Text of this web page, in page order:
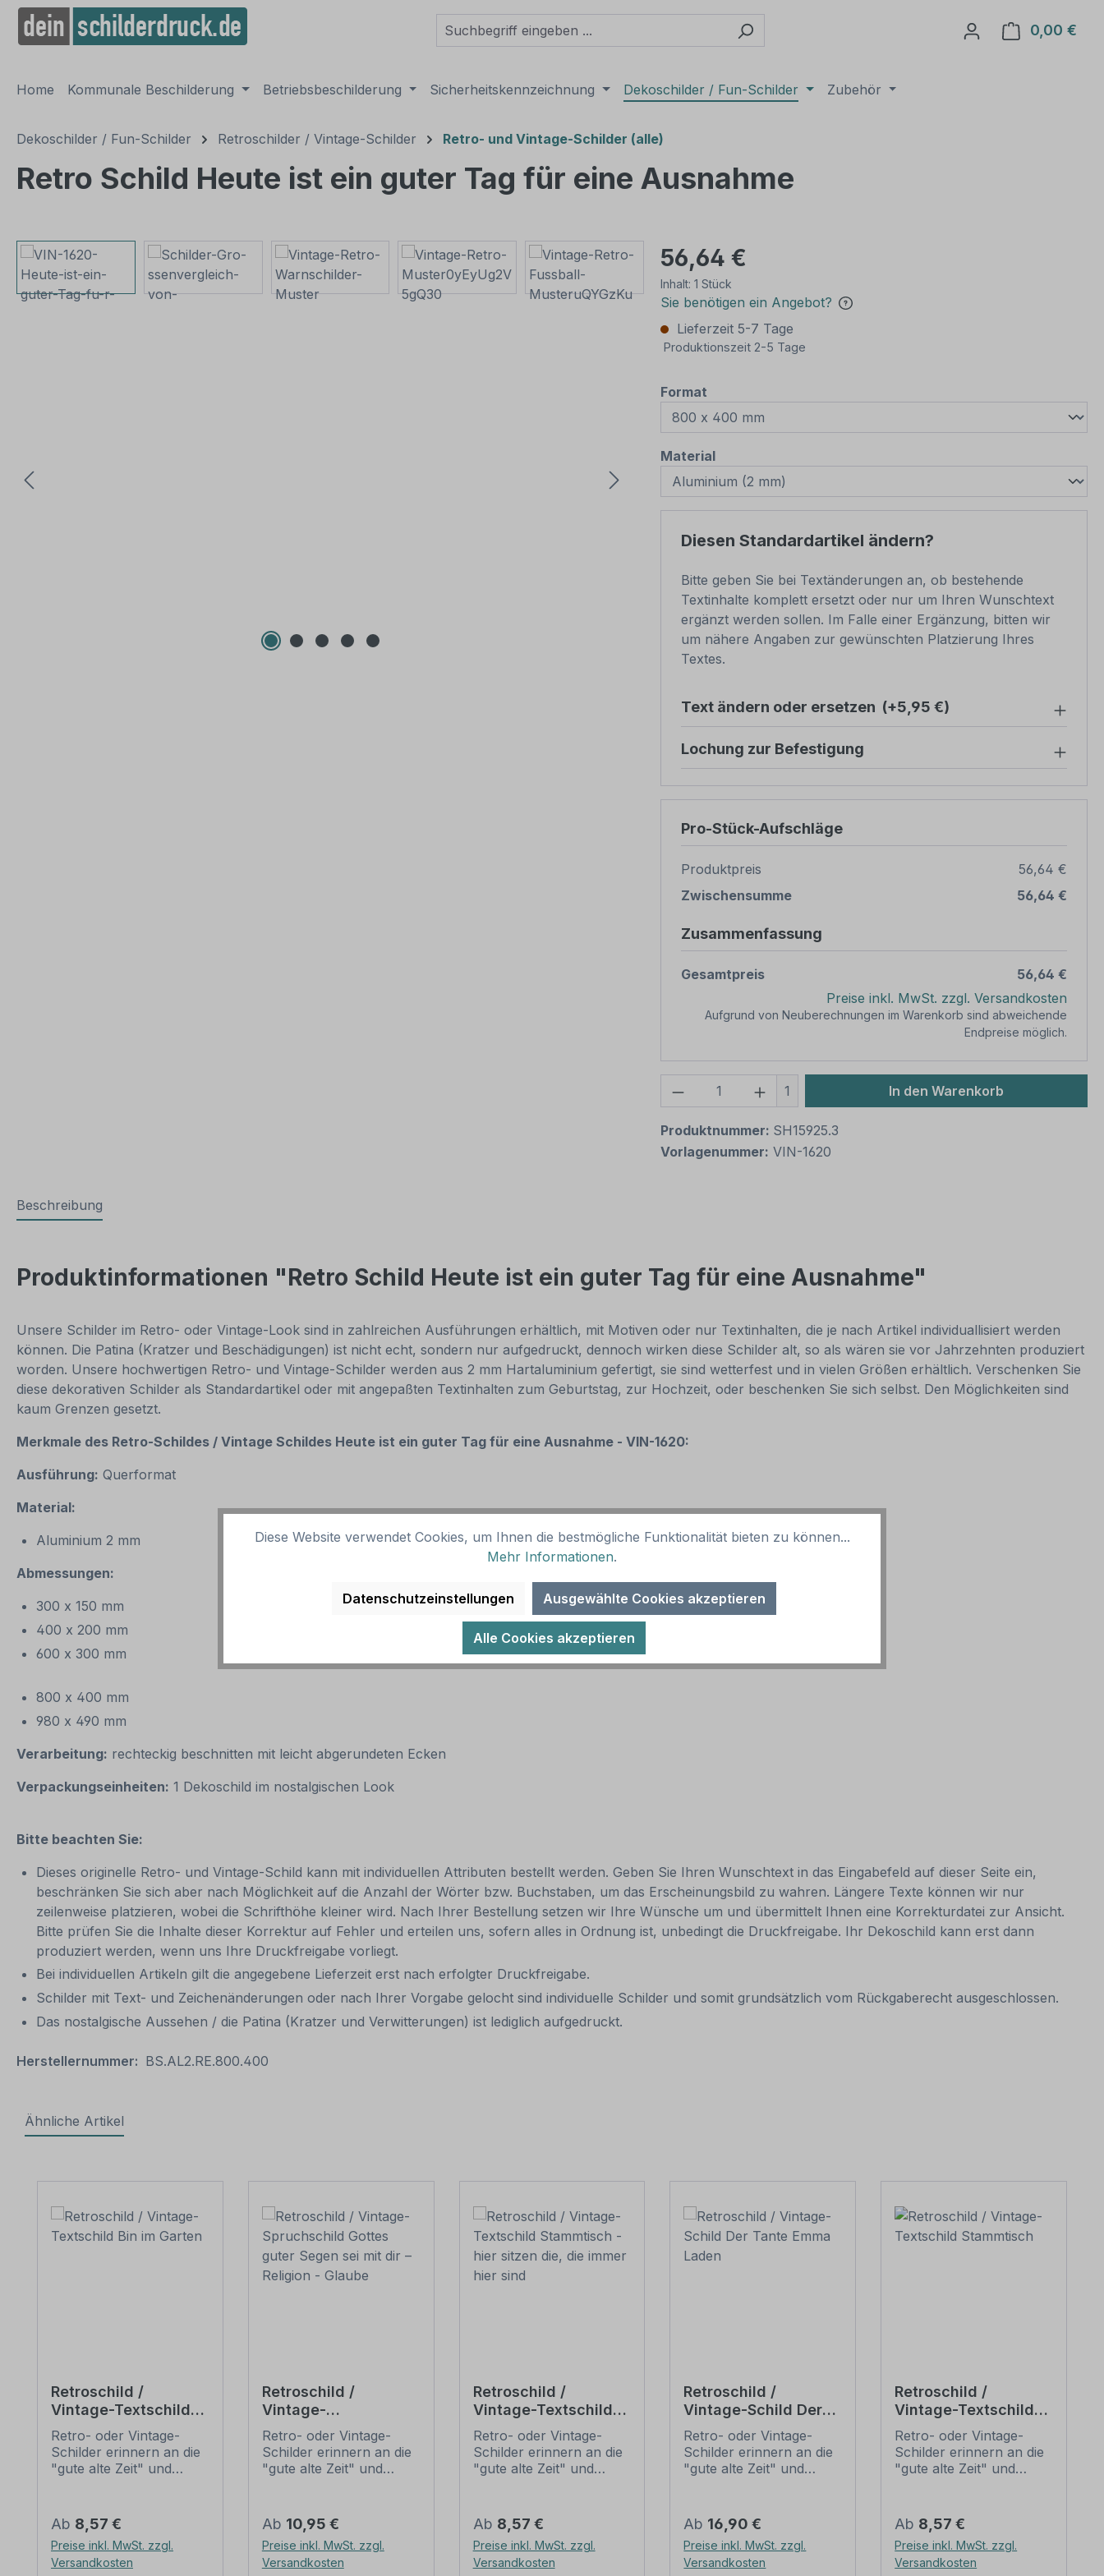
Zur Hauptnavigation springen
0,00 €
Home Kommunale Beschilderung Betriebsbeschilderung Sicherheitskennzeichnung Dekoschilder / Fun-Schilder Zubehör
Dekoschilder / Fun-Schilder Retroschilder / Vintage-Schilder Retro- und Vintage-Schilder (alle)
Retro Schild Heute ist ein guter Tag für eine Ausnahme
Bildergalerie überspringen 56,64 €
Inhalt: 1 Stück
Sie benötigen ein Angebot?
Lieferzeit 5-7 Tage
Produktionszeit 2-5 Tage
Format
Materialauswählen
Diesen Standardartikel ändern?
Bitte geben Sie bei Textänderungen an, ob bestehende
Textinhalte komplett ersetzt oder nur um Ihren Wunschtext
ergänzt werden sollen. Im Falle einer Ergänzung, bitten wir
um nähere Angaben zur gewünschten Platzierung Ihres
Textes.
Text ändern oder ersetzen (+5,95 €)
Lochung zur Befestigung
Pro-Stück-Aufschläge
Produktpreis
56,64 €
Zwischensumme
56,64 €
Zusammenfassung
Gesamtpreis
56,64 €
Preise inkl. MwSt. zzgl. Versandkosten
Aufgrund von Neuberechnungen im Warenkorb sind abweichende
Endpreise möglich.
Produkt Anzahl: Gib den gewünschten Wert
1 In den Warenkorb
Produktnummer: SH15925.3
Vorlagenummer: VIN-1620
Beschreibung
Produktinformationen "Retro Schild Heute ist ein guter Tag für eine Ausnahme"
Unsere Schilder im Retro- oder Vintage-Look sind in zahlreichen Ausführungen erhältlich, mit Motiven oder nur Textinhalten, die je nach Artikel individuallisiert werden
können. Die Patina (Kratzer und Beschädigungen) ist nicht echt, sondern nur aufgedruckt, dennoch wirken diese Schilder alt, so als wären sie vor Jahrzehnten produziert
worden. Unsere hochwertigen Retro- und Vintage-Schilder werden aus 2 mm Hartaluminium gefertigt, sie sind wetterfest und in vielen Größen erhältlich. Verschenken Sie
diese dekorativen Schilder als Standardartikel oder mit angepaßten Textinhalten zum Geburtstag, zur Hochzeit, oder beschenken Sie sich selbst. Den Möglichkeiten sind
kaum Grenzen gesetzt.
Merkmale des Retro-Schildes / Vintage Schildes Heute ist ein guter Tag für eine Ausnahme - VIN-1620:
Ausführung: Querformat
Material:
Aluminium 2 mm
Abmessungen:
300 x 150 mm
400 x 200 mm
600 x 300 mm
800 x 400 mm
980 x 490 mm
Verarbeitung: rechteckig beschnitten mit leicht abgerundeten Ecken
Verpackungseinheiten: 1 Dekoschild im nostalgischen Look
Bitte beachten Sie:
Dieses originelle Retro- und Vintage-Schild kann mit individuellen Attributen bestellt werden. Geben Sie Ihren Wunschtext in das Eingabefeld auf dieser Seite ein,
beschränken Sie sich aber nach Möglichkeit auf die Anzahl der Wörter bzw. Buchstaben, um das Erscheinungsbild zu wahren. Längere Texte können wir nur
zeilenweise platzieren, wobei die Schrifthöhe kleiner wird. Nach Ihrer Bestellung setzen wir Ihre Wünsche um und übermittelt Ihnen eine Korrekturdatei zur Ansicht.
Bitte prüfen Sie die Inhalte dieser Korrektur auf Fehler und erteilen uns, sofern alles in Ordnung ist, unbedingt die Druckfreigabe. Ihr Dekoschild kann erst dann
produziert werden, wenn uns Ihre Druckfreigabe vorliegt.
Bei individuellen Artikeln gilt die angegebene Lieferzeit erst nach erfolgter Druckfreigabe.
Schilder mit Text- und Zeichenänderungen oder nach Ihrer Vorgabe gelocht sind individuelle Schilder und somit grundsätzlich vom Rückgaberecht ausgeschlossen.
Das nostalgische Aussehen / die Patina (Kratzer und Verwitterungen) ist lediglich aufgedruckt.
Herstellernummer: BS.AL2.RE.800.400
Ähnliche Artikel
Retroschild /
Vintage-Textschild
Bin im Garten
Retro- oder Vintage-
Schilder erinnern an die
"gute alte Zeit" und
großer Beliebheit. Sind
diese Schilder im Original
nur schwer und häufig
nur zu horrenden Preise
Regulärer Preis:
Ab 8,57 €
Preise inkl. MwSt. zzgl.
Versandkosten
Retroschild /
Vintage-
Spruchschild Gottes
guter Segen sei mit
dir – Religion -
Retro- oder Vintage-
Schilder erinnern an die
"gute alte Zeit" und
großer Beliebheit. Sind
diese Schilder im Original
nur schwer und häufig
nur zu horrenden Preise
Regulärer Preis:
Ab 10,95 €
Preise inkl. MwSt. zzgl.
Versandkosten
Retroschild /
Vintage-Textschild
Stammtisch - hier
sitzen die, die immer
hier sind
Retro- oder Vintage-
Schilder erinnern an die
"gute alte Zeit" und
großer Beliebheit. Sind
diese Schilder im Original
nur schwer und häufig
nur zu horrenden Preise
Regulärer Preis:
Ab 8,57 €
Preise inkl. MwSt. zzgl.
Versandkosten
Retroschild /
Vintage-Schild Der
Tante Emma Laden
Retro- oder Vintage-
Schilder erinnern an die
"gute alte Zeit" und
großer Beliebheit. Sind
diese Schilder im Original
nur schwer und häufig
nur zu horrenden Preise
Regulärer Preis:
Ab 16,90 €
Preise inkl. MwSt. zzgl.
Versandkosten
Retroschild /
Vintage-Textschild
Stammtisch
Retro- oder Vintage-
Schilder erinnern an die
"gute alte Zeit" und
großer Beliebheit. Sind
diese Schilder im Original
nur schwer und häufig
nur zu horrenden Preise
Regulärer Preis:
Ab 8,57 €
Preise inkl. MwSt. zzgl.
Versandkosten
Diese Website verwendet Cookies, um Ihnen die bestmögliche Funktionalität bieten zu können...
Mehr Informationen.
Datenschutzeinstellungen Ausgewählte Cookies akzeptieren
Alle Cookies akzeptieren